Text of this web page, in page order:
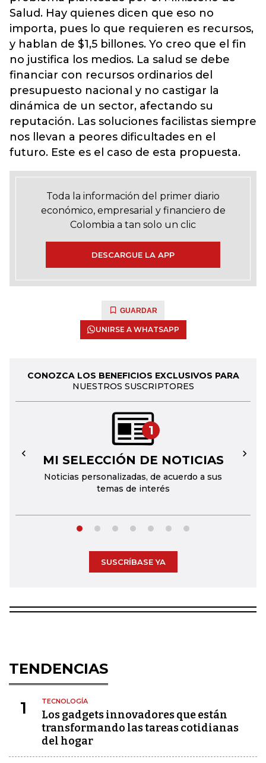
Salud. Hay quienes dicen que eso no
importa, pues lo que requieren es recursos,
y hablan de $1,5 billones. Yo creo que el fin
no justifica los medios. La salud se debe
financiar con recursos ordinarios del
presupuesto nacional y no castigar la
dinámica de un sector, afectando su
reputación. Las soluciones facilistas siempre
nos llevan a peores dificultades en el
futuro. Este es el caso de esta propuesta.
Toda la información del primer diario
económico, empresarial y financiero de
Colombia a tan solo un clic
DESCARGUE LA APP
GUARDAR
UNIRSE A WHATSAPP
CONOZCA LOS BENEFICIOS EXCLUSIVOS PARA
NUESTROS SUSCRIPTORES
1
MI SELECCIÓN DE NOTICIAS
Noticias personalizadas, de acuerdo a sus
temas de interés
← →
SUSCRÍBASE YA
TENDENCIAS
1 TECNOLOGÍA
Los gadgets innovadores que están
transformando las tareas cotidianas
del hogar